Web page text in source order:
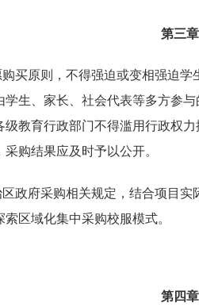
第三章
买原则，不得强迫或变相强迫
生、家长、社会代表等多方参
教育行政部门不得滥用行政权
购结果应及时予以公开。
政府采购相关规定，结合项目
区域化集中采购校服模式。
第四章